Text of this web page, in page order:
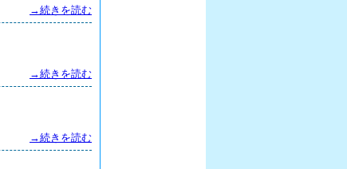
→続きを読む
→続きを読む
→続きを読む